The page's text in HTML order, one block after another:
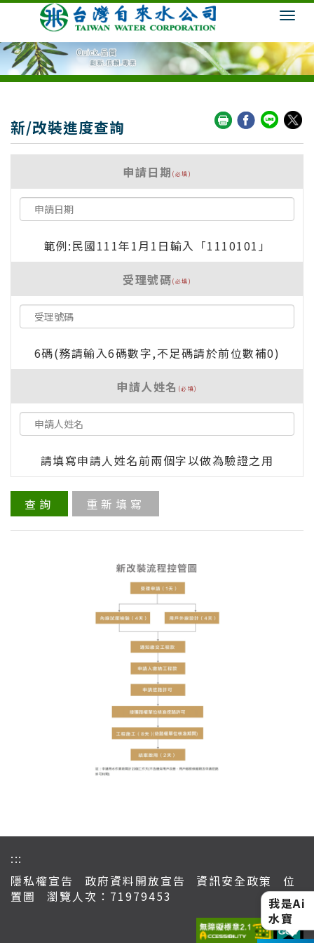
新/改裝進度查詢
申請日期 (必填)
範例:民國111年1月1日輸入「1110101」
受理號碼(必填)
6碼(務請輸入6碼數字,不足碼請於前位數補0)
申請人姓名 (必填)
請填寫申請人姓名前兩個字以做為驗證之用
查詢 重新填寫
:::
隱私權宣告
政府資料開放宣告 資訊安全政策
位
置圖
瀏覽人次：71979453
我是Ai
水寶